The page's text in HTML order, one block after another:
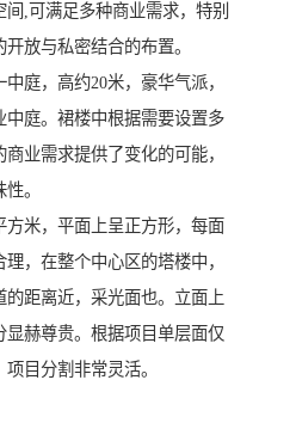
,可满足多种商业需求，特别
放与私密结合的布置。
庭，高约20米，豪华气派，
庭。裙楼中根据需要设置多
业需求提供了变化的可能，
。
方米，平面上呈正方形，每面
，在整个中心区的塔楼中，
的距离近，采光面也。立面上
赫尊贵。根据项目单层面仅
目分割非常灵活。